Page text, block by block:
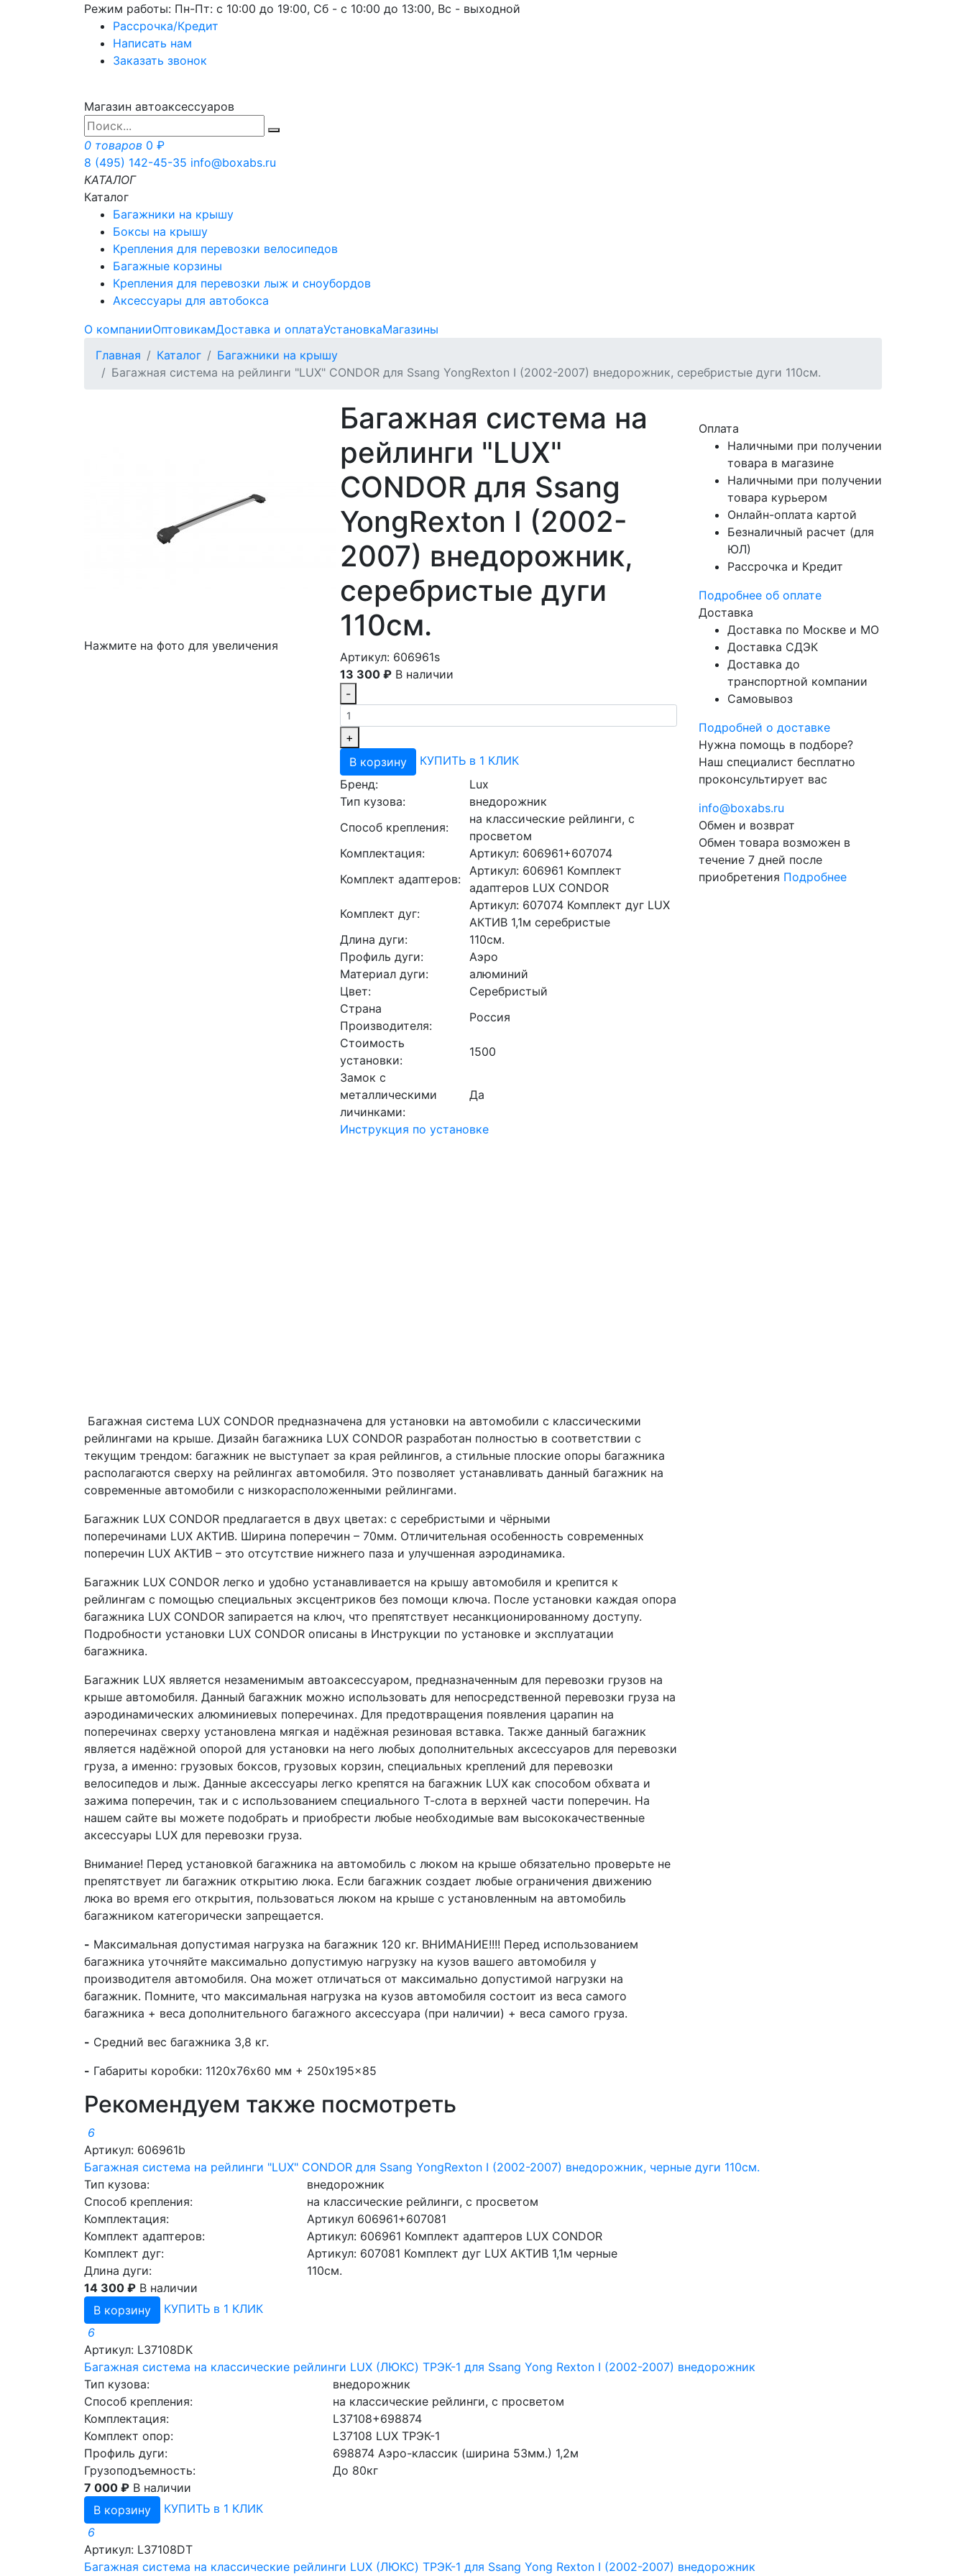
Режим работы: Пн-Пт: с 10:00 до 19:00, Сб - с 10:00 до 13:00, Вс - выходной
Рассрочка/Кредит
Написать нам
Заказать звонок
Магазин автоаксессуаров
0 товаров 0 ₽
8 (495) 142-45-35 info@boxabs.ru
КАТАЛОГ
Каталог
Багажники на крышу
Боксы на крышу
Крепления для перевозки велосипедов
Багажные корзины
Крепления для перевозки лыж и сноубордов
Аксессуары для автобокса
О компанииОптовикамДоставка и оплатаУстановкаМагазины
Главная
Каталог
Багажники на крышу
Багажная система на рейлинги "LUX" CONDOR для Ssang YongRexton I (2002-2007) внедорожник, серебристые дуги 110см.
Нажмите на фото для увеличения
Багажная система на
рейлинги "LUX"
CONDOR для Ssang
YongRexton I (2002-
2007) внедорожник,
серебристые дуги
110см.
Артикул: 606961s
13 300 ₽ В наличии
-
+
В корзину
КУПИТЬ в 1 КЛИК
Бренд:
Lux
Тип кузова:
внедорожник
Способ крепления:
на классические рейлинги, с
просветом
Комплектация:
Артикул: 606961+607074
Комплект адаптеров:
Артикул: 606961 Комплект
адаптеров LUX CONDOR
Комплект дуг:
Артикул: 607074 Комплект дуг LUX
АКТИВ 1,1м серебристые
Длина дуги:
110см.
Профиль дуги:
Аэро
Материал дуги:
алюминий
Цвет:
Серебристый
Страна
Производителя:
Россия
Стоимость
установки:
1500
Замок с
металлическими
личинками:
Да
Инструкция по установке
Багажная система LUX CONDOR предназначена для установки на автомобили с классическими
рейлингами на крыше. Дизайн багажника LUX CONDOR разработан полностью в соответствии с
текущим трендом: багажник не выступает за края рейлингов, а стильные плоские опоры багажника
располагаются сверху на рейлингах автомобиля. Это позволяет устанавливать данный багажник на
современные автомобили с низкорасположенными рейлингами.
Багажник LUX CONDOR предлагается в двух цветах: с серебристыми и чёрными
поперечинами LUX АКТИВ. Ширина поперечин – 70мм. Отличительная особенность современных
поперечин LUX АКТИВ – это отсутствие нижнего паза и улучшенная аэродинамика.
Багажник LUX CONDOR легко и удобно устанавливается на крышу автомобиля и крепится к
рейлингам с помощью специальных эксцентриков без помощи ключа. После установки каждая опора
багажника LUX CONDOR запирается на ключ, что препятствует несанкционированному доступу.
Подробности установки LUX CONDOR описаны в Инструкции по установке и эксплуатации
багажника.
Багажник LUX является незаменимым автоаксессуаром, предназначенным для перевозки грузов на
крыше автомобиля. Данный багажник можно использовать для непосредственной перевозки груза на
аэродинамических алюминиевых поперечинах. Для предотвращения появления царапин на
поперечинах сверху установлена мягкая и надёжная резиновая вставка. Также данный багажник
является надёжной опорой для установки на него любых дополнительных аксессуаров для перевозки
груза, а именно: грузовых боксов, грузовых корзин, специальных креплений для перевозки
велосипедов и лыж. Данные аксессуары легко крепятся на багажник LUX как способом обхвата и
зажима поперечин, так и с использованием специального Т-слота в верхней части поперечин. На
нашем сайте вы можете подобрать и приобрести любые необходимые вам высококачественные
аксессуары LUX для перевозки груза.
Внимание! Перед установкой багажника на автомобиль с люком на крыше обязательно проверьте не
препятствует ли багажник открытию люка. Если багажник создает любые ограничения движению
люка во время его открытия, пользоваться люком на крыше с установленным на автомобиль
багажником категорически запрещается.
- Максимальная допустимая нагрузка на багажник 120 кг. ВНИМАНИЕ!!!! Перед использованием
багажника уточняйте максимально допустимую нагрузку на кузов вашего автомобиля у
производителя автомобиля. Она может отличаться от максимально допустимой нагрузки на
багажник. Помните, что максимальная нагрузка на кузов автомобиля состоит из веса самого
багажника + веса дополнительного багажного аксессуара (при наличии) + веса самого груза.
- Средний вес багажника 3,8 кг.
- Габариты коробки: 1120х76х60 мм + 250x195x85
Оплата
Наличными при получении
товара в магазине
Наличными при получении
товара курьером
Онлайн-оплата картой
Безналичный расчет (для
ЮЛ)
Рассрочка и Кредит
Подробнее об оплате
Доставка
Доставка по Москве и МО
Доставка СДЭК
Доставка до
транспортной компании
Самовывоз
Подробней о доставке
Нужна помощь в подборе?
Наш специалист бесплатно
проконсультирует вас
info@boxabs.ru
Обмен и возврат
Обмен товара возможен в
течение 7 дней после
приобретения Подробнее
Рекомендуем также посмотреть
6
Артикул: 606961b
Багажная система на рейлинги "LUX" CONDOR для Ssang YongRexton I (2002-2007) внедорожник, черные дуги 110см.
Тип кузова:
внедорожник
Способ крепления:
на классические рейлинги, с просветом
Комплектация:
Артикул 606961+607081
Комплект адаптеров:
Артикул: 606961 Комплект адаптеров LUX CONDOR
Комплект дуг:
Артикул: 607081 Комплект дуг LUX АКТИВ 1,1м черные
Длина дуги:
110см.
14 300 ₽ В наличии
В корзину
КУПИТЬ в 1 КЛИК
6
Артикул: L37108DK
Багажная система на классические рейлинги LUX (ЛЮКС) ТРЭК-1 для Ssang Yong Rexton I (2002-2007) внедорожник
Тип кузова:
внедорожник
Способ крепления:
на классические рейлинги, с просветом
Комплектация:
L37108+698874
Комплект опор:
L37108 LUX ТРЭК-1
Профиль дуги:
698874 Аэро-классик (ширина 53мм.) 1,2м
Грузоподъемность:
До 80кг
7 000 ₽ В наличии
В корзину
КУПИТЬ в 1 КЛИК
6
Артикул: L37108DT
Багажная система на классические рейлинги LUX (ЛЮКС) ТРЭК-1 для Ssang Yong Rexton I (2002-2007) внедорожник